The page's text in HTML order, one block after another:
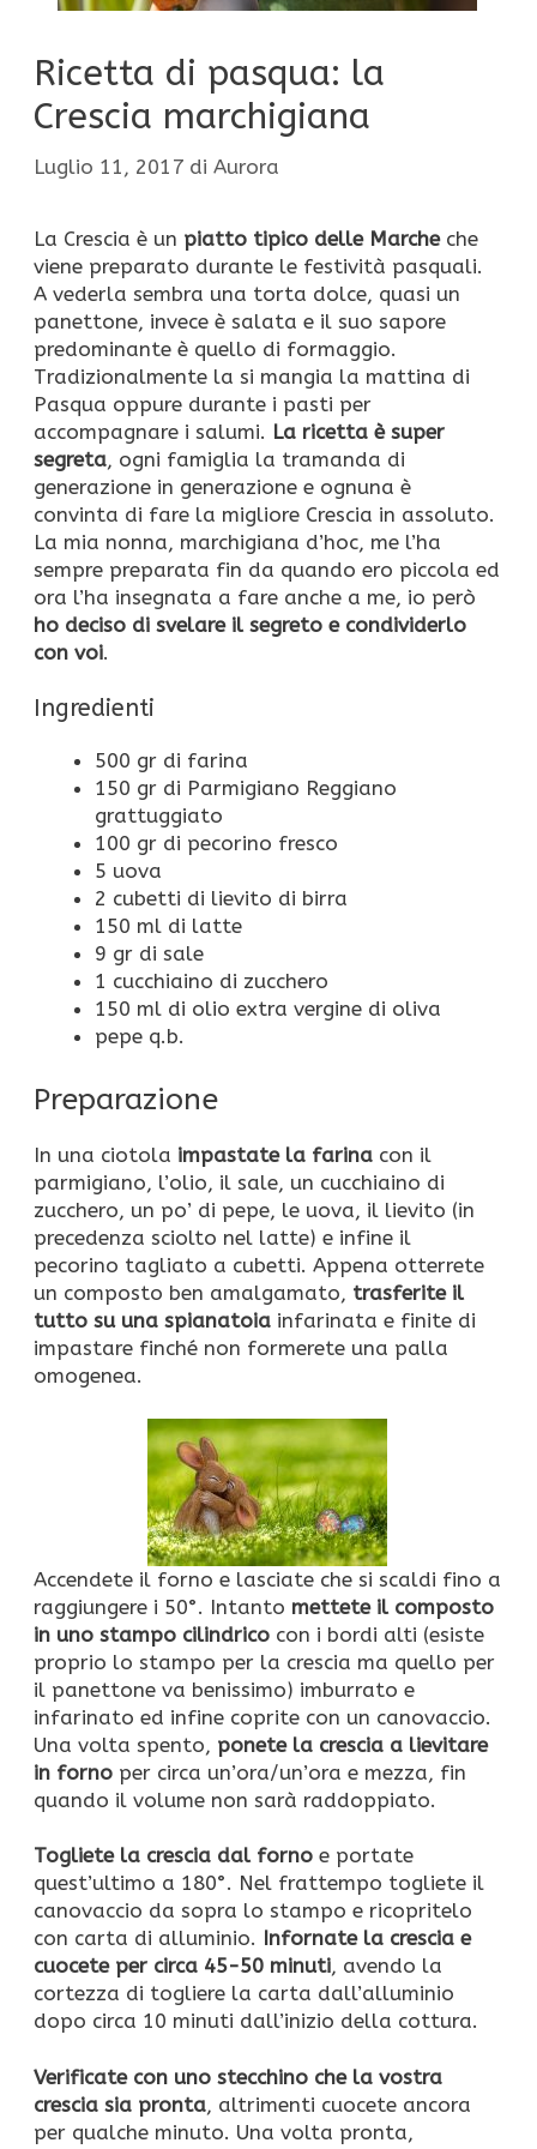
Ricetta di pasqua: la
Crescia marchigiana
Luglio 11, 2017 di Aurora
La Crescia è un piatto tipico delle Marcheche
viene preparato durante le festività pasquali.
A vederla sembra una torta dolce, quasi un
panettone, invece è salata e il suo sapore
predominante è quello di formaggio.
Tradizionalmente la si mangia la mattina di
Pasqua oppure durante i pasti per
accompagnare i salumi. La ricetta è super
segreta, ogni famiglia la tramanda di
generazione in generazione e ognuna è
convinta di fare la migliore Crescia in assoluto.
La mia nonna, marchigiana d’hoc, me l’ha
sempre preparata fin da quando ero piccola ed
ora l’ha insegnata a fare anche a me, io però
ho deciso di svelare il segreto e condividerlo
con voi.
Ingredienti
500 gr di farina
150 gr di Parmigiano Reggiano
grattuggiato
100 gr di pecorino fresco
5 uova
2 cubetti di lievito di birra
150 ml di latte
9 gr di sale
1 cucchiaino di zucchero
150 ml di olio extra vergine di oliva
pepe q.b.
Preparazione
In una ciotola impastate la farina con il
parmigiano, l’olio, il sale, un cucchiaino di
zucchero, un po’ di pepe, le uova, il lievito (in
precedenza sciolto nel latte) e infine il
pecorino tagliato a cubetti. Appena otterrete
un composto ben amalgamato, trasferite il
tutto su una spianatoia infarinata e finite di
impastare finché non formerete una palla
omogenea.
Accendete il forno e lasciate che si scaldi fino a
raggiungere i 50°. Intanto mettete il composto
in uno stampo cilindrico con i bordi alti (esiste
proprio lo stampo per la crescia ma quello per
il panettone va benissimo) imburrato e
infarinato ed infine coprite con un canovaccio.
Una volta spento, ponete la crescia a lievitare
in forno per circa un’ora/un’ora e mezza, fin
quando il volume non sarà raddoppiato.
Togliete la crescia dal forno e portate
quest’ultimo a 180°. Nel frattempo togliete il
canovaccio da sopra lo stampo e ricopritelo
con carta di alluminio. Infornate la crescia e
cuocete per circa 45-50 minuti, avendo la
cortezza di togliere la carta dall’alluminio
dopo circa 10 minuti dall’inizio della cottura.
Verificate con uno stecchino che la vostra
crescia sia pronta, altrimenti cuocete ancora
per qualche minuto. Una volta pronta,